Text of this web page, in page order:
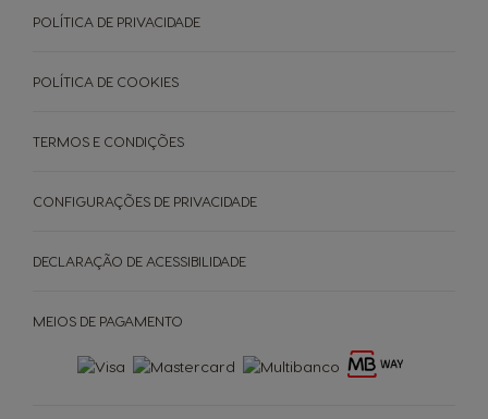
MEIOS DE PAGAMENTO
POLÍTICA DE PRIVACIDADE
POLÍTICA DE COOKIES
TERMOS E CONDIÇÕES
CONFIGURAÇÕES DE PRIVACIDADE
DECLARAÇÃO DE ACESSIBILIDADE